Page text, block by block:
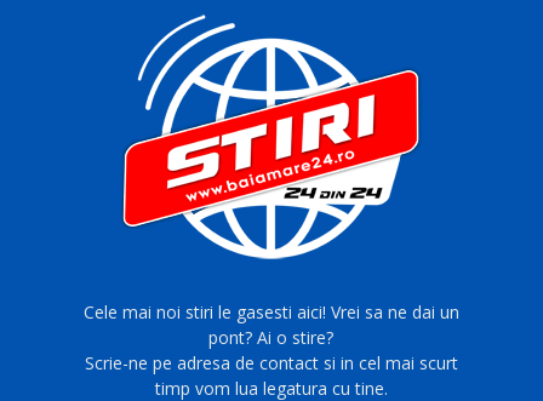
Cele mai noi stiri le gasesti aici! Vrei sa ne dai un
pont? Ai o stire?
Scrie-ne pe adresa de contact si in cel mai scurt
timp vom lua legatura cu tine.